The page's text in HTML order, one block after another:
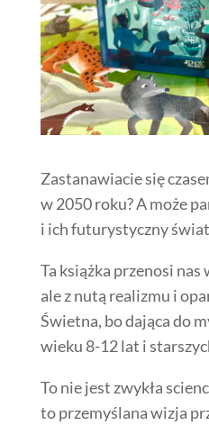
Zastanawiacie się
w 2050 roku? A może
i ich futurystyczny
Ta książka przenosi
ale z nutą realizmu i
Świetna, bo dająca do
wieku 8-12 lat i
To nie jest zwykła
to przemyślana wizja